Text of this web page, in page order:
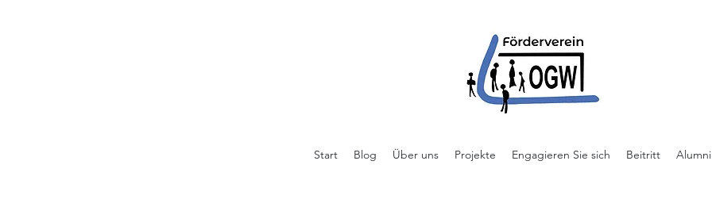
Start Blog Über uns Projekte Engagieren Sie sich Beitritt Alumni